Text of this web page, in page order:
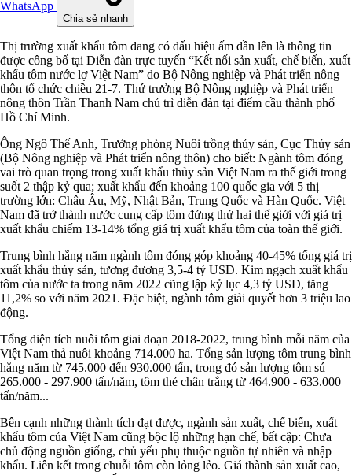
WhatsApp
Chia sẻ nhanh
Thị trường xuất khẩu tôm đang có dấu hiệu ấm dần lên là thông tin
được công bố tại Diễn đàn trực tuyến “Kết nối sản xuất, chế biến, xuất
khẩu tôm nước lợ Việt Nam” do Bộ Nông nghiệp và Phát triển nông
thôn tổ chức chiều 21-7. Thứ trưởng Bộ Nông nghiệp và Phát triển
nông thôn Trần Thanh Nam chủ trì diễn đàn tại điểm cầu thành phố
Hồ Chí Minh.
Ông Ngô Thế Anh, Trưởng phòng Nuôi trồng thủy sản, Cục Thủy sản
(Bộ Nông nghiệp và Phát triển nông thôn) cho biết: Ngành tôm đóng
vai trò quan trọng trong xuất khẩu thủy sản Việt Nam ra thế giới trong
suốt 2 thập kỷ qua; xuất khẩu đến khoảng 100 quốc gia với 5 thị
trường lớn: Châu Âu, Mỹ, Nhật Bản, Trung Quốc và Hàn Quốc. Việt
Nam đã trở thành nước cung cấp tôm đứng thứ hai thế giới với giá trị
xuất khẩu chiếm 13-14% tổng giá trị xuất khẩu tôm của toàn thế giới.
Trung bình hằng năm ngành tôm đóng góp khoảng 40-45% tổng giá trị
xuất khẩu thủy sản, tương đương 3,5-4 tỷ USD. Kim ngạch xuất khẩu
tôm của nước ta trong năm 2022 cũng lập kỷ lục 4,3 tỷ USD, tăng
11,2% so với năm 2021. Đặc biệt, ngành tôm giải quyết hơn 3 triệu lao
động.
Tổng diện tích nuôi tôm giai đoạn 2018-2022, trung bình mỗi năm của
Việt Nam thả nuôi khoảng 714.000 ha. Tổng sản lượng tôm trung bình
hằng năm từ 745.000 đến 930.000 tấn, trong đó sản lượng tôm sú
265.000 - 297.900 tấn/năm, tôm thẻ chân trắng từ 464.900 - 633.000
tấn/năm...
Bên cạnh những thành tích đạt được, ngành sản xuất, chế biến, xuất
khẩu tôm của Việt Nam cũng bộc lộ những hạn chế, bất cập: Chưa
chủ động nguồn giống, chủ yếu phụ thuộc nguồn tự nhiên và nhập
khẩu. Liên kết trong chuỗi tôm còn lỏng lẻo. Giá thành sản xuất cao,